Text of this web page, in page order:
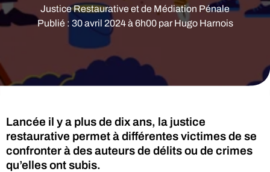
Publié : 30 avril 2024 à 6h00 par Hugo Harnois
Justice Restaurative et de Médiation Pénale
Lancée il y a plus de dix ans, la justice
restaurative permet à différentes victimes de se
confronter à des auteurs de délits ou de crimes
qu’elles ont subis.